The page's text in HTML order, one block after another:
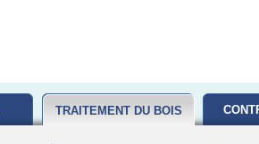
TRAITEMENT DU BOIS